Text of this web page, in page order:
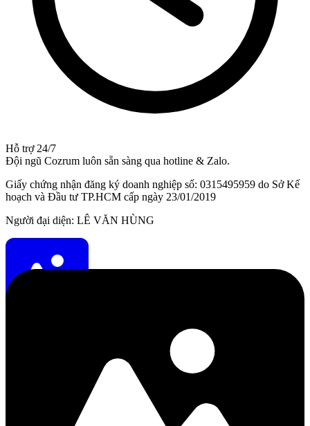
Hỗ trợ 24/7
Đội ngũ Cozrum luôn sẵn sàng qua hotline & Zalo.
Giấy chứng nhận đăng ký doanh nghiệp số: 0315495959 do Sở Kế
hoạch và Đầu tư TP.HCM cấp ngày 23/01/2019
Người đại diện: LÊ VĂN HÙNG